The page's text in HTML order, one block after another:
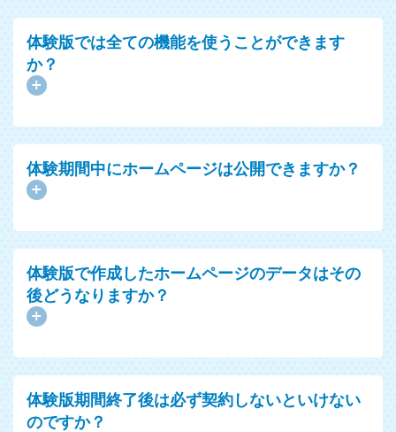
体験版では全ての機能を使うことができます
か？
体験期間中にホームページは公開できますか？
体験版で作成したホームページのデータはその
後どうなりますか？
体験版期間終了後は必ず契約しないといけない
のですか？